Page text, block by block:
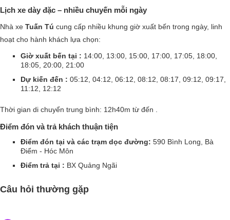
Lịch xe dày đặc – nhiều chuyến mỗi ngày
Nhà xe Tuấn Tú cung cấp nhiều khung giờ xuất bến trong ngày, linh
hoạt cho hành khách lựa chọn:
Giờ xuất bến tại : 14:00, 13:00, 15:00, 17:00, 17:05, 18:00,
18:05, 20:00, 21:00
Dự kiến đến : 05:12, 04:12, 06:12, 08:12, 08:17, 09:12, 09:17,
11:12, 12:12
Thời gian di chuyển trung bình: 12h40m từ đến .
Điểm đón và trả khách thuận tiện
Điểm đón tại và các trạm dọc đường: 590 Bình Long, Bà
Điểm - Hóc Môn
Điểm trả tại : BX Quảng Ngãi
Câu hỏi thường gặp